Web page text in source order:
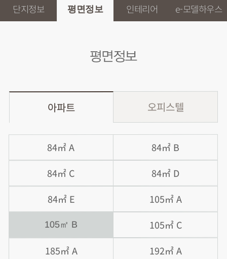
단지정보 평면정보 인테리어 e-모델하우스
아파트 오피스텔
84㎡ A 84㎡ B
84㎡ C 84㎡ D
84㎡ E 105㎡ A
105㎡ B
105㎡ C
185㎡ A
192㎡ A